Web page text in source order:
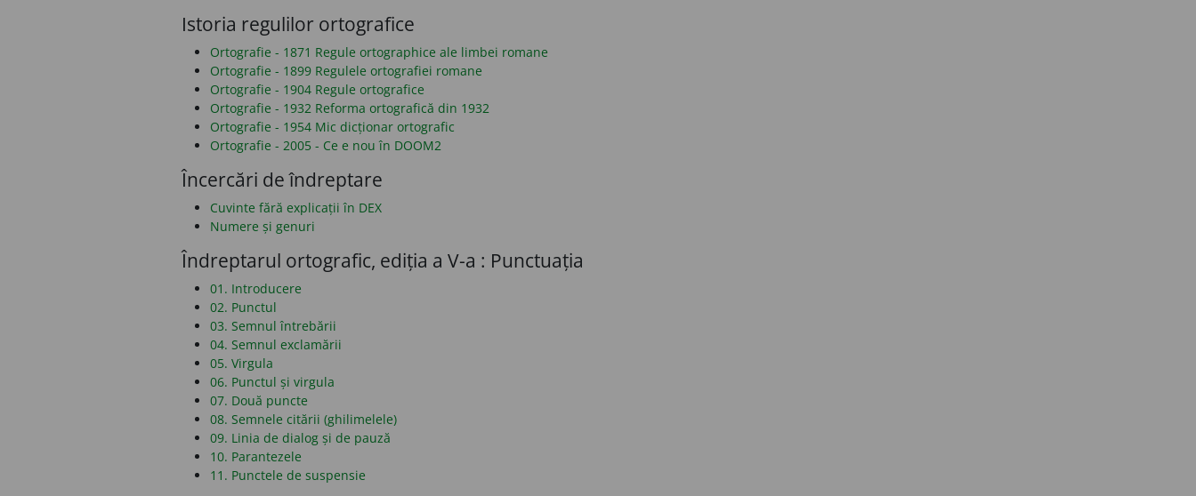
Istoria regulilor ortografice
Ortografie - 1871 Regule ortographice ale limbei romane
Ortografie - 1899 Regulele ortografiei romane
Ortografie - 1904 Regule ortografice
Ortografie - 1932 Reforma ortografică din 1932
Ortografie - 1954 Mic dicționar ortografic
Ortografie - 2005 - Ce e nou în DOOM2
Încercări de îndreptare
Cuvinte fără explicații în DEX
Numere și genuri
Îndreptarul ortografic, ediția a V-a : Punctuația
01. Introducere
02. Punctul
03. Semnul întrebării
04. Semnul exclamării
05. Virgula
06. Punctul și virgula
07. Două puncte
08. Semnele citării (ghilimelele)
09. Linia de dialog și de pauză
10. Parantezele
11. Punctele de suspensie